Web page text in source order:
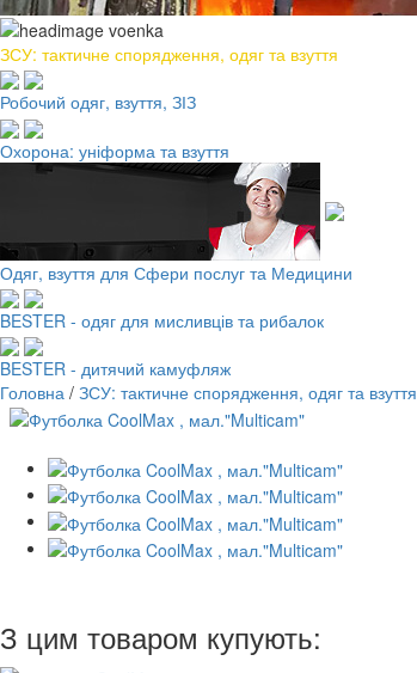
ЗСУ: тактичне спорядження, одяг та взуття
Робочий одяг, взуття, ЗІЗ
Охорона: уніформа та взуття
Одяг, взуття для Сфери послуг та Медицини
BESTER - одяг для мисливців та рибалок
BESTER - дитячий камуфляж
Головна / ЗСУ: тактичне спорядження, одяг та взуття
З цим товаром купують: